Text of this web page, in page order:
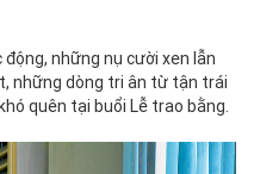
những nụ cười xen lẫn
những dòng tri ân từ tận trái
quên tại buổi Lễ trao bằng.